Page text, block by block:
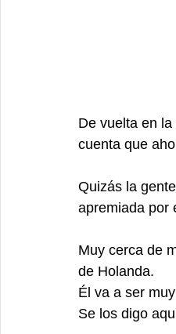
De vuelta en
cuenta que
Quizás la
apremiada por
Muy cerca de
de Holanda.
Él va a ser
Se los digo